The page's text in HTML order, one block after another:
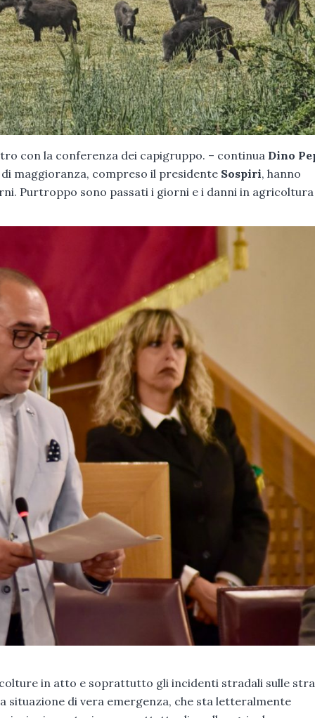
con la conferenza dei capigruppo. – continua Dino
maggioranza, compreso il presidente Sospiri, hanno
Purtroppo sono passati i giorni e i danni in
in atto e soprattutto gli incidenti stradali sulle
situazione di vera emergenza, che sta letteralmente